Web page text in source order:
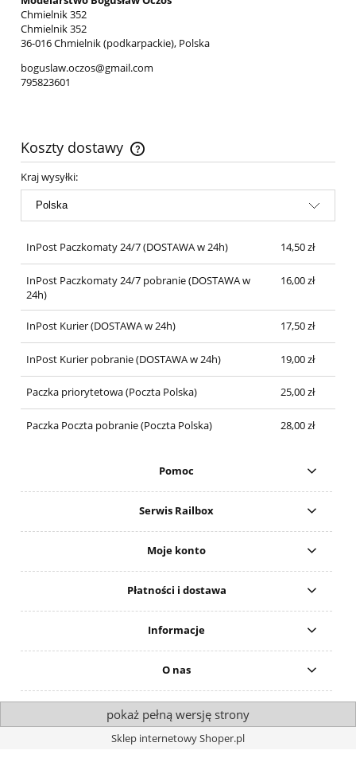
Chmielnik 352
Chmielnik 352
36-016 Chmielnik (podkarpackie), Polska
boguslaw.oczos@gmail.com
795823601
Koszty dostawy
Cena nie zawiera ewentualnych kosztów płatności
Kraj wysyłki:
InPost Paczkomaty 24/7(DOSTAWA w 24h) 14,50 zł
InPost Paczkomaty 24/7 pobranie(DOSTAWA w
24h)
16,00 zł
InPost Kurier(DOSTAWA w 24h) 17,50 zł
InPost Kurier pobranie(DOSTAWA w 24h) 19,00 zł
Paczka priorytetowa(Poczta Polska) 25,00 zł
Paczka Poczta pobranie(Poczta Polska) 28,00 zł
Pomoc
Serwis Railbox
Moje konto
Płatności i dostawa
Informacje
O nas
pokaż pełną wersję strony
Sklep internetowy Shoper.pl